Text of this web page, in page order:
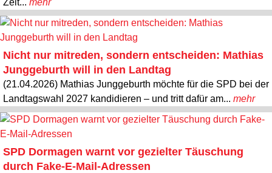
Nicht nur mitreden, sondern entscheiden: Mathias
Junggeburth will in den Landtag
(21.04.2026) Mathias Junggeburth möchte für die SPD bei der
Landtagswahl 2027 kandidieren – und tritt dafür am... mehr
SPD Dormagen warnt vor gezielter Täuschung
durch Fake-E-Mail-Adressen